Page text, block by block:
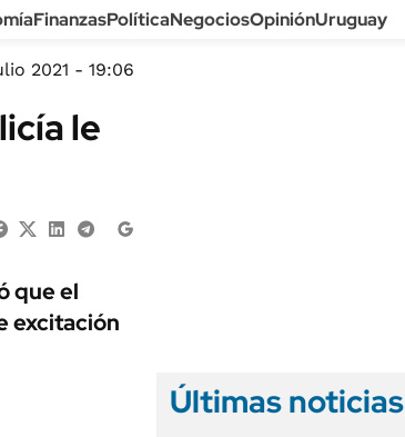
FinanzasPolíticaNegociosOpiniónUruguay
2021 - 19:06
le
que el
excitación
Últimas noticias